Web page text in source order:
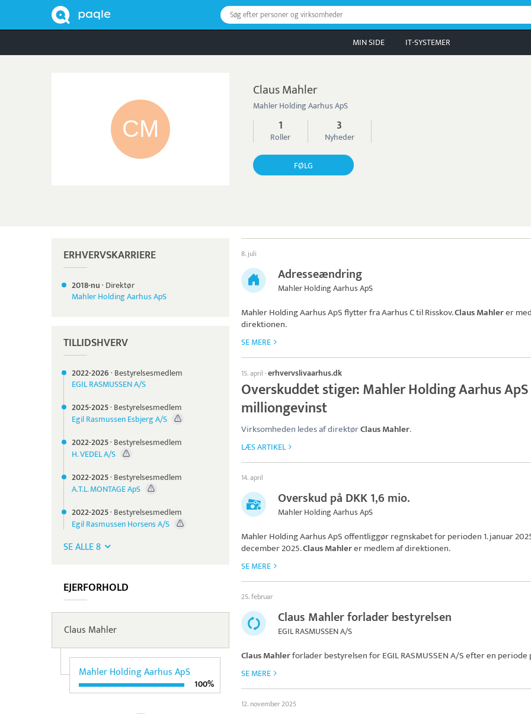
Søg efter personer og virksomheder
MIN SIDE IT-SYSTEMER
Claus Mahler
Mahler Holding Aarhus ApS
1
Roller
3
Nyheder
FØLG
ERHVERVSKARRIERE
2018-nu· Direktør
Mahler Holding Aarhus ApS
TILLIDSHVERV
2022-2026· Bestyrelsesmedlem
EGIL RASMUSSEN A/S
2025-2025· Bestyrelsesmedlem
Egil Rasmussen Esbjerg A/S
2022-2025· Bestyrelsesmedlem
H. VEDEL A/S
2022-2025· Bestyrelsesmedlem
A.T.L. MONTAGE ApS
2022-2025· Bestyrelsesmedlem
Egil Rasmussen Horsens A/S
SE ALLE 8
EJERFORHOLD
Claus Mahler
Mahler Holding Aarhus ApS
100%
8. juli
Adresseændring
Mahler Holding Aarhus ApS
Mahler Holding Aarhus ApSflytter fra Aarhus C til Risskov.Claus Mahlerer
direktionen.
SE MERE
15. april ·erhvervslivaarhus.dk
Overskuddet stiger: Mahler Holding Aarhus
milliongevinst
Virksomheden ledes af direktørClaus Mahler.
LÆS ARTIKEL
14. april
Overskud på DKK 1,6 mio.
Mahler Holding Aarhus ApS
Mahler Holding Aarhus ApSoffentliggør regnskabet for perioden 1. januar
december 2025.Claus Mahlerer medlem af direktionen.
SE MERE
25. februar
Claus Mahler forlader bestyrelsen
EGIL RASMUSSEN A/S
Claus Mahlerforlader bestyrelsen forEGIL RASMUSSEN A/Sefter en periode
SE MERE
12. november 2025